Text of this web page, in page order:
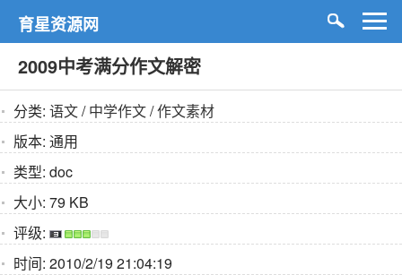
育星资源网
2009中考满分作文解密
分类: 语文/中学作文/作文素材
版本: 通用
类型: doc
大小: 79 KB
评级:
时间: 2010/2/19 21:04:19